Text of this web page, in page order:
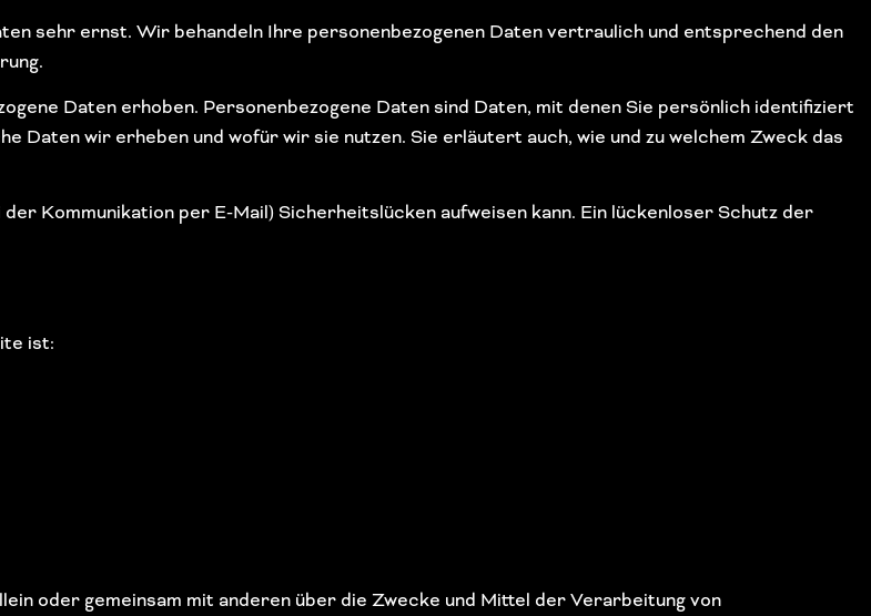
sehr ernst. Wir behandeln Ihre personenbezogenen Daten vertraulich und entsprechend den
Daten erhoben. Personenbezogene Daten sind Daten, mit denen Sie persönlich identifiziert
wir erheben und wofür wir sie nutzen. Sie erläutert auch, wie und zu welchem Zweck das
Kommunikation per E-Mail) Sicherheitslücken aufweisen kann. Ein lückenloser Schutz der
ist:
oder gemeinsam mit anderen über die Zwecke und Mittel der Verarbeitung von